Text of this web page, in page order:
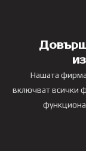
Нашата фирма
включват всички